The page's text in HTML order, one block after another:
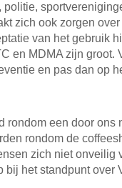
zich ook zorgen
van het gebruik
en MDMA zijn groot.
en pas dan op
rondom een door ons
rondom de
zich niet onveilig
bij het standpunt over